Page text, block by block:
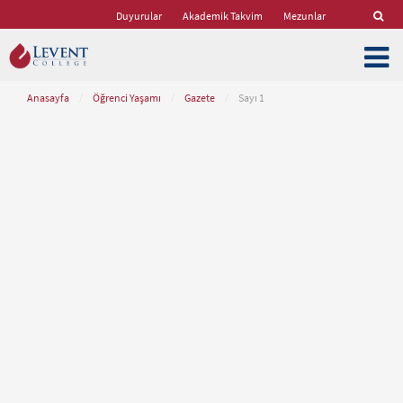
Duyurular Akademik Takvim Mezunlar
Anasayfa Öğrenci Yaşamı Gazete Sayı 1